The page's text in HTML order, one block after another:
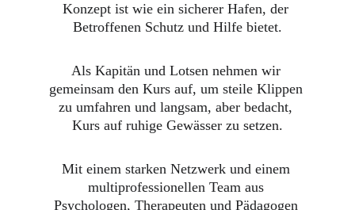
Konzept ist wie ein sicherer Hafen, der
Betroffenen Schutz und Hilfe bietet.
Als Kapitän und Lotsen nehmen wir
gemeinsam den Kurs auf, um steile Klippen
zu umfahren und langsam, aber bedacht,
Kurs auf ruhige Gewässer zu setzen.
Mit einem starken Netzwerk und einem
multiprofessionellen Team aus
Psychologen, Therapeuten und Pädagogen